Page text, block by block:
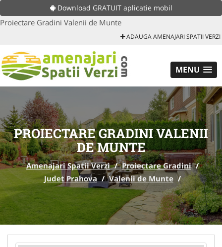
Download GRATUIT aplicatie mobil
Proiectare Gradini Valenii de Munte
ADAUGA AMENAJARI SPATII VERZI
MENU
PROIECTARE GRADINI VALENII
DE MUNTE
Amenajari Spatii Verzi / Proiectare Gradini /
Judet Prahova / Valenii de Munte /